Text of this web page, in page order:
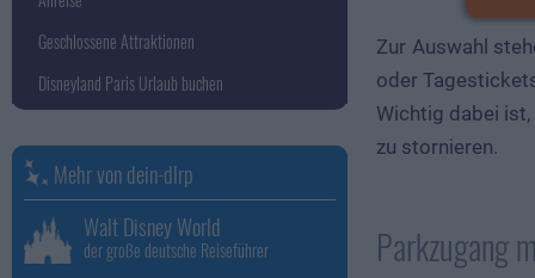
Zur Auswahl
oder
Wichtig dabei
zu stornieren.
Parkzugang
Geschlossene Attraktionen
Disneyland Paris Urlaub buchen
Mehr von dein-dlrp
Walt Disney World
der große deutsche Reiseführer